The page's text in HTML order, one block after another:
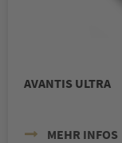
AVANTIS ULTRA
MEHR INFOS